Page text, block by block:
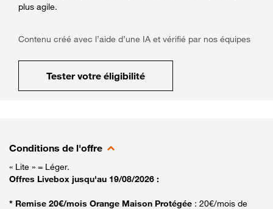
plus agile.
Contenu créé avec l’aide d’une IA et vérifié par nos équipes
Tester votre éligibilité
Conditions de l'offre
« Lite » = Léger.
Offres Livebox jusqu'au 19/08/2026 :
* Remise 20€/mois Orange Maison Protégée : 20€/mois de